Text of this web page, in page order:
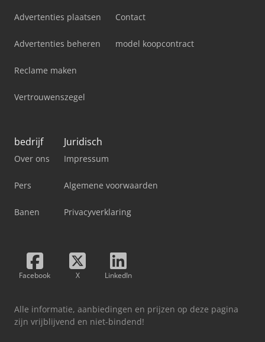
Advertenties plaatsen
Advertenties beheren
Reclame maken
Vertrouwenszegel
Contact
model koopcontract
bedrijf
Over ons
Pers
Banen
Juridisch
Impressum
Algemene voorwaarden
Privacyverklaring
Facebook X LinkedIn
Alle informatie, aanbiedingen en prijzen op deze pagina
zijn vrijblijvend en niet-bindend!